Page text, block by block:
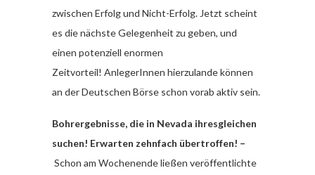
zwischen Erfolg und Nicht-Erfolg. Jetzt scheint
es die nächste Gelegenheit zu geben, und
einen potenziell enormen
Zeitvorteil! AnlegerInnen hierzulande können
an der Deutschen Börse schon vorab aktiv sein.
Bohrergebnisse, die in Nevada ihresgleichen
suchen! Erwarten zehnfach übertroffen! –
Schon am Wochenende ließen veröffentlichte